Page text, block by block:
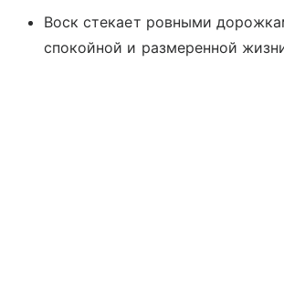
Воск стекает ровными
спокойной и размеренной